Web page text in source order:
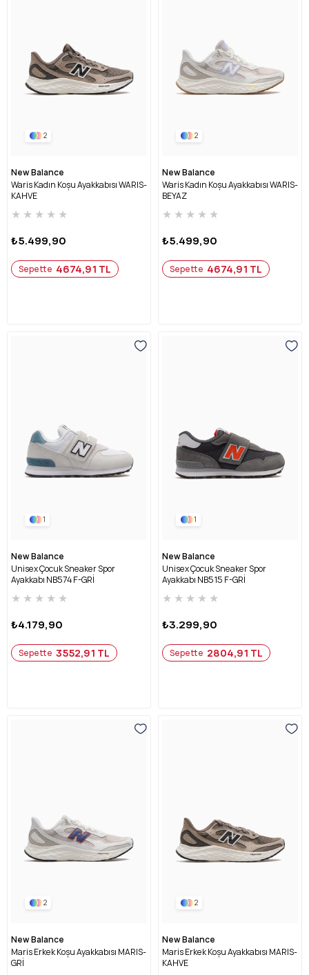
2
New Balance
Waris Kadın Koşu Ayakkabısı WARIS-
KAHVE
★ ★ ★ ★ ★
₺5.499,90
Sepette 4674,91 TL
2
New Balance
Waris Kadın Koşu Ayakkabısı WARIS-
BEYAZ
★ ★ ★ ★ ★
₺5.499,90
Sepette 4674,91 TL
1
New Balance
Unisex Çocuk Sneaker Spor
Ayakkabı NB574 F-GRİ
★ ★ ★ ★ ★
₺4.179,90
Sepette 3552,91 TL
1
New Balance
Unisex Çocuk Sneaker Spor
Ayakkabı NB515 F-GRİ
★ ★ ★ ★ ★
₺3.299,90
Sepette 2804,91 TL
2
New Balance
Maris Erkek Koşu Ayakkabısı MARIS-
GRİ
2
New Balance
Maris Erkek Koşu Ayakkabısı MARIS-
KAHVE